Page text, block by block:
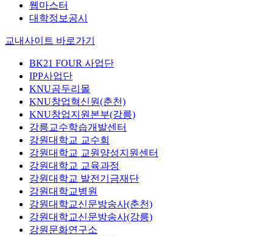
웹마스터
대학정보공시
교내사이트 바로가기
BK21 FOUR 사업단
IPP사업단
KNU곰두리몰
KNU창업혁신원(춘천)
KNU창업지원본부(강릉)
강릉교수학습개발센터
강원대학교 교수회
강원대학교 교원양성지원센터
강원대학교 교육과정
강원대학교 발전기금재단
강원대학교병원
강원대학교신문방송사(춘천)
강원대학교신문방송사(강릉)
강원문화연구소